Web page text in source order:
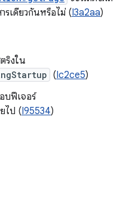
รเดียวกันหรือไม่ (I3a2aa)
ริงใน
(Ic2ce5)
บฟีเจอร์
ไป (I95534)